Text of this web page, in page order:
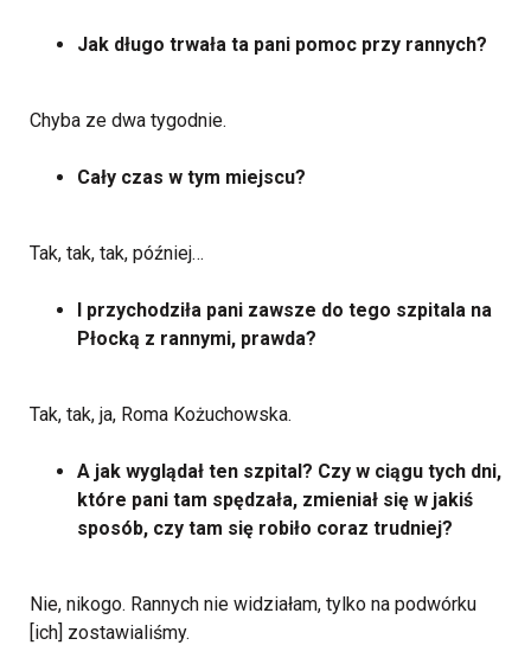
Jak długo trwała ta pani pomoc przy rannych?
Chyba ze dwa tygodnie.
Cały czas w tym miejscu?
Tak, tak, tak, później…
I przychodziła pani zawsze do tego szpitala na
Płocką z rannymi, prawda?
Tak, tak, ja, Roma Kożuchowska.
A jak wyglądał ten szpital? Czy w ciągu tych dni,
które pani tam spędzała, zmieniał się w jakiś
sposób, czy tam się robiło coraz trudniej?
Nie, nikogo. Rannych nie widziałam, tylko na podwórku
[ich] zostawialiśmy.